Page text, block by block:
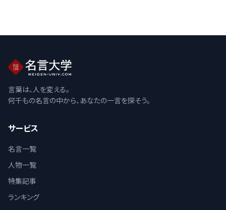
言葉は、人を変える。
何千もの名言の中から、あなたの一言を探そう。
サービス
名言一覧
人物一覧
特集記事
ランキング